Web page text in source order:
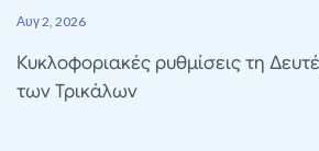
Αυγ 2, 2026
Κυκλοφοριακές ρυθμίσεις τη
των Τρικάλων